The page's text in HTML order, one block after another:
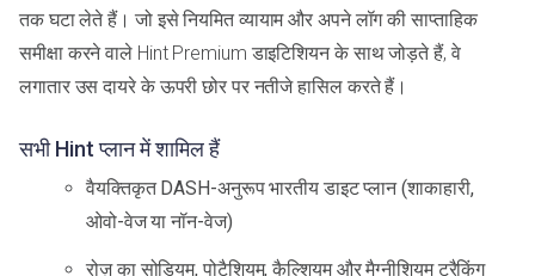
तक घटा लेते हैं। जो इसे नियमित व्यायाम और अपने लॉग की साप्ताहिक
समीक्षा करने वाले Hint Premium डाइटिशियन के साथ जोड़ते हैं, वे
लगातार उस दायरे के ऊपरी छोर पर नतीजे हासिल करते हैं।
सभी Hint प्लान में शामिल हैं
वैयक्तिकृत DASH-अनुरूप भारतीय डाइट प्लान (शाकाहारी,
ओवो-वेज या नॉन-वेज)
रोज़ का सोडियम, पोटैशियम, कैल्शियम और मैग्नीशियम ट्रैकिंग